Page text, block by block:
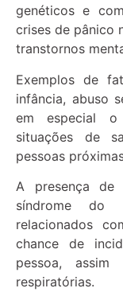
genéticos e
crises de pânico
transtornos
Exemplos de
infância, abuso
em especial o
situações de
pessoas
A presença de
síndrome do
relacionados
chance de
pessoa,
respiratórias.